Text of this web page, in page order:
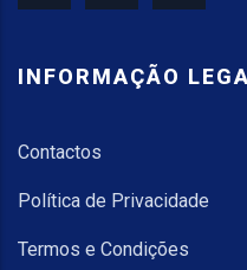
INFORMAÇÃO
Contactos
Política de Privacidade
Termos e Condições